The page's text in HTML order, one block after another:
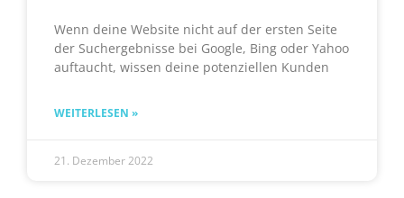
Wenn deine Website nicht auf der ersten Seite
der Suchergebnisse bei Google, Bing oder Yahoo
auftaucht, wissen deine potenziellen Kunden
WEITERLESEN »
21. Dezember 2022